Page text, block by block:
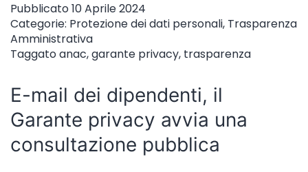
Pubblicato10 Aprile 2024
Categorie: Protezione dei dati personali, Trasparenza
Amministrativa
Taggatoanac,garante privacy, trasparenza
E-mail dei dipendenti, il
Garante privacy avvia una
consultazione pubblica